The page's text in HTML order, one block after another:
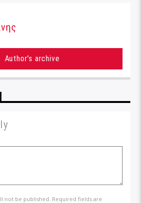
Author's archive
not be published. Required fields are